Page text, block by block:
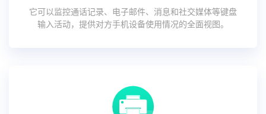
它可以监控通话记录、电子邮件、消息和社交媒体等键盘
输入活动，提供对方手机设备使用情况的全面视图。